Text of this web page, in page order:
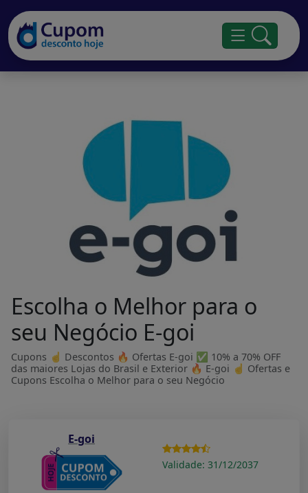
Escolha o Melhor para o
seu Negócio E-goi
Cupons ☝ Descontos 🔥 Ofertas E-goi ✅ 10% a 70% OFF
das maiores Lojas do Brasil e Exterior 🔥 E-goi ☝ Ofertas e
Cupons Escolha o Melhor para o seu Negócio
E-goi
Validade: 31/12/2037